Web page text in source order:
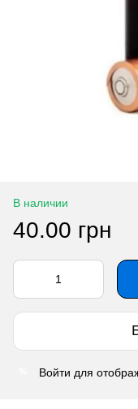
В наличии
40.00 грн
Войти для